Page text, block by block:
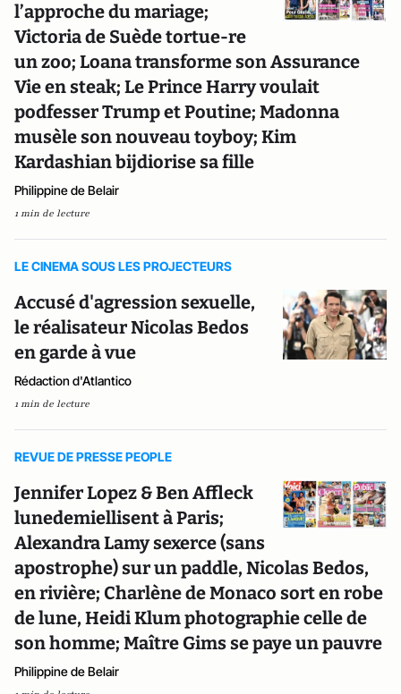
l’approche du mariage;
Victoria de Suède tortue-re
un zoo; Loana transforme son Assurance
Vie en steak; Le Prince Harry voulait
podfesser Trump et Poutine; Madonna
musèle son nouveau toyboy; Kim
Kardashian bijdiorise sa fille
Philippine de Belair
1 min de lecture
LE CINEMA SOUS LES PROJECTEURS
Accusé d'agression sexuelle,
le réalisateur Nicolas Bedos
en garde à vue
Rédaction d'Atlantico
1 min de lecture
REVUE DE PRESSE PEOPLE
Jennifer Lopez & Ben Affleck
lunedemiellisent à Paris;
Alexandra Lamy sexerce (sans
apostrophe) sur un paddle, Nicolas Bedos,
en rivière; Charlène de Monaco sort en robe
de lune, Heidi Klum photographie celle de
son homme; Maître Gims se paye un pauvre
Philippine de Belair